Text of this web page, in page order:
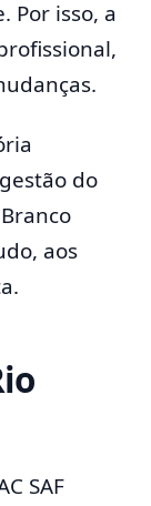
Por isso, a
do
aos
SAF